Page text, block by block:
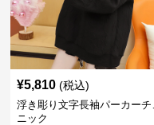
¥5,810 (税込)
浮き彫り文字長袖パーカーチ
ニック